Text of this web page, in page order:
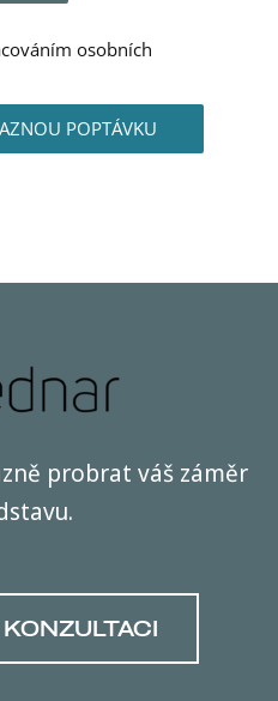
osobních
POPTÁVKU
probrat váš záměr